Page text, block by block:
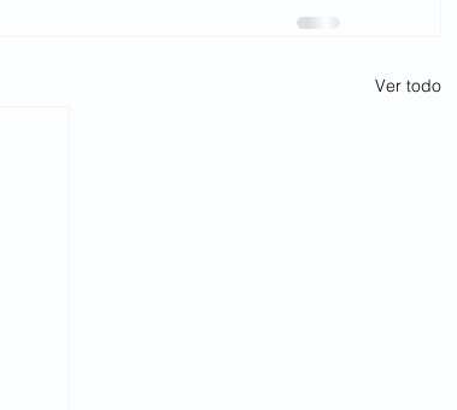
Ver todo